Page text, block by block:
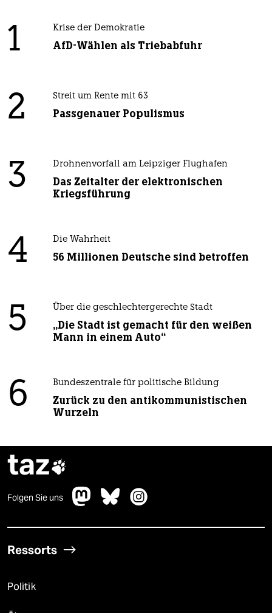
1 Krise der Demokratie
AfD-Wählen als Triebabfuhr
2 Streit um Rente mit 63
Passgenauer Populismus
3 Drohnenvorfall am Leipziger Flughafen
Das Zeitalter der elektronischen
Kriegsführung
4 Die Wahrheit
56 Millionen Deutsche sind betroffen
5 Über die geschlechtergerechte Stadt
„Die Stadt ist gemacht für den weißen
Mann in einem Auto“
6 Bundeszentrale für politische Bildung
Zurück zu den antikommunistischen
Wurzeln
taz
Folgen Sie uns
Ressorts
Politik